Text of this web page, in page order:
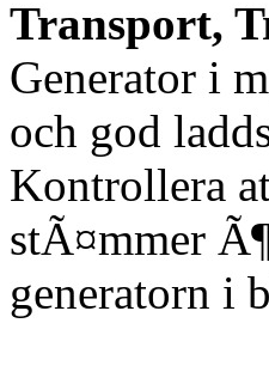
Transport,
Generator i
och god
Kontrollera
stÃ¤mmer
generatorn i